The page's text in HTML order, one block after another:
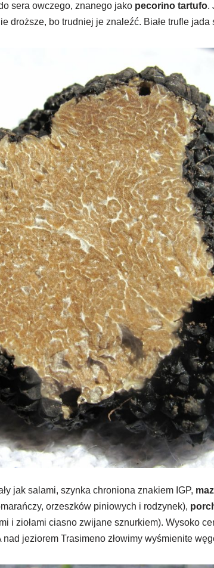
sera owczego, znanego jako pecorino tartufo.
droższe, bo trudniej je znaleźć. Białe trufle jada
jak salami, szynka chroniona znakiem IGP,
orzeszków piniowych i rodzynek),
i ziołami ciasno zwijane sznurkiem). Wysoko
nad jeziorem Trasimeno złowimy wyśmienite